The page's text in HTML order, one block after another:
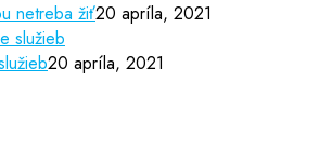
netreba žiť20 apríla, 2021
20 apríla, 2021